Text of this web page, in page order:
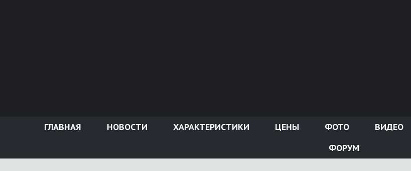
ГЛАВНАЯ НОВОСТИ ХАРАКТЕРИСТИКИ ЦЕНЫ ФОТО ВИДЕО
ФОРУМ